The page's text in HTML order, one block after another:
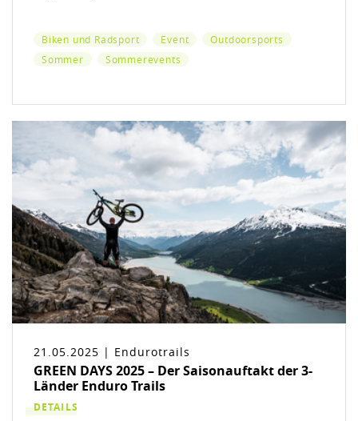
Biken und Radsport Event
Outdoorsports
Sommer
Sommerevents
21.05.2025 | Endurotrails
GREEN DAYS 2025 – Der Saisonauftakt der 3-
Länder Enduro Trails
DETAILS